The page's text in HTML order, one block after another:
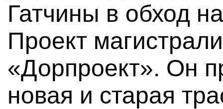
Гатчины в обход
Проект
«Дорпроект». Он
новая и старая